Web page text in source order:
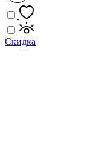
Скидка